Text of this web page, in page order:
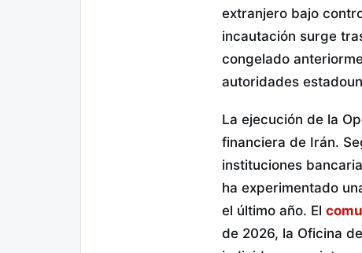
extranjero bajo
incautación surge
congelado
autoridades
La ejecución de la
financiera de Irán.
instituciones
ha experimentado
el último año. El
de 2026, la Oficina